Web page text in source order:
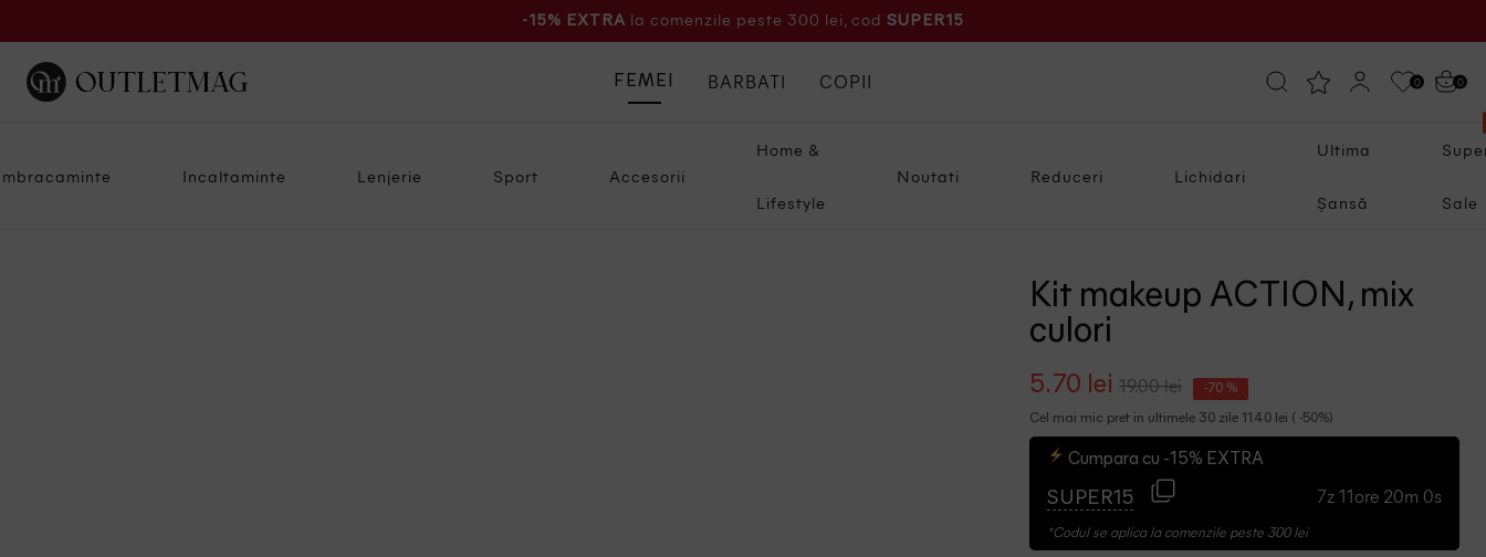
-15% EXTRA la comenzile peste 300 lei, cod SUPER15
0 0
Incaltaminte Lenjerie Sport Accesorii
Home &
Lifestyle
Noutati Reduceri Lichidari
Ultima
Șansă Sale
FEMEI BARBATI COPII
Kit makeup ACTION, mix
culori
5.70 lei 19.00 lei -70 %
Cel mai mic pret in ultimele 30 zile 11.40 lei ( -50%)
Cumpara cu -15% EXTRA
SUPER15 7z 11ore 19m 59s
*Codul se aplica la comenzile peste 300 lei